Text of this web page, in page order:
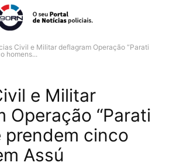
Civil e Militar deflagram Operação “Parati
homens...
e Militar
Operação “Parati
prendem cinco
Assú